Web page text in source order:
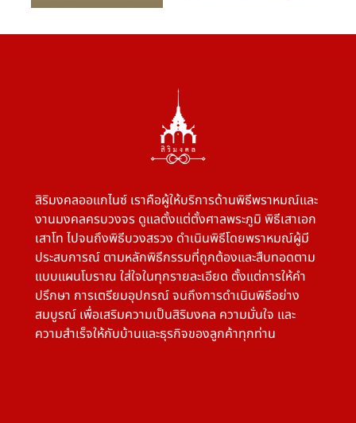
สิริมงคลออแกไนซ์ เราคือผู้ให้บริการด้านพิธีพราหมณ์และ
งานมงคลครบวงจร ดูแลตั้งแต่ตั้งศาลพระภูมิ พิธีเสาเอก
เสาโท ไปจนถึงพิธีบวงสรวง ดำเนินพิธีโดยพราหมณ์ผู้มี
ประสบการณ์ ตามหลักพิธีกรรมที่ถูกต้องและสืบทอดตาม
แบบแผนโบราณ ใส่ใจในทุกรายละเอียด ตั้งแต่การให้คำ
ปรึกษา การเตรียมอุปกรณ์ จนถึงการดำเนินพิธีอย่าง
สมบูรณ์ เพื่อเสริมความเป็นสิริมงคล ความมั่นใจ และ
ความสำเร็จให้กับบ้านและธุรกิจของลูกค้าทุกท่าน